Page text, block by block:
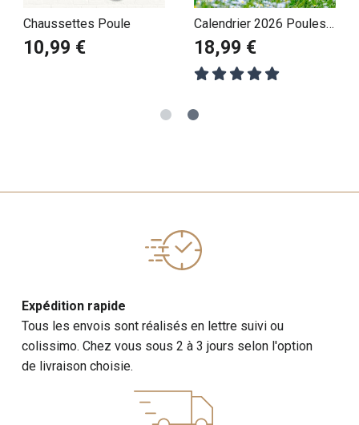
Chaussettes Poule
10,99 €
Calendrier 2026 Poules
Basse Cour Races
18,99 €
Expédition rapide
Tous les envois sont réalisés en lettre suivi ou
colissimo. Chez vous sous 2 à 3 jours selon l'option
de livraison choisie.